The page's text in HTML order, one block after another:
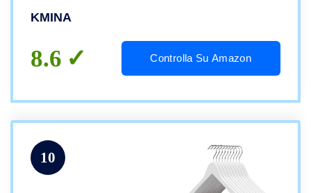
imbottita per stampelle
KMINA
8.6 Controlla Su Amazon
10